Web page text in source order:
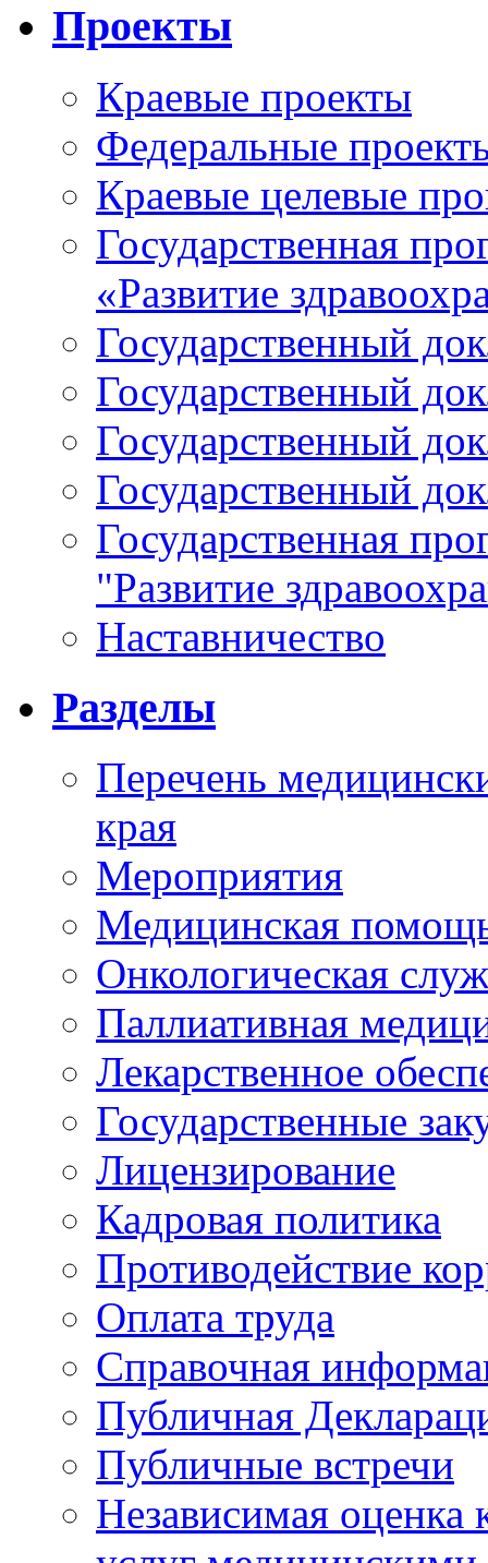
Проекты
Краевые проекты
Федеральные
Краевые целевые
Государственная
«Развитие
Государственный
Государственный
Государственный
Государственный
Государственная
"Развитие
Наставничество
Разделы
Перечень
края
Мероприятия
Медицинская
Онкологическая
Паллиативная
Лекарственное
Государственные
Лицензирование
Кадровая политика
Противодействие
Оплата труда
Справочная
Публичная
Публичные встречи
Независимая оценка